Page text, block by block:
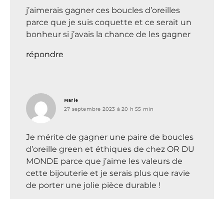
j’aimerais gagner ces boucles d’oreilles
parce que je suis coquette et ce serait un
bonheur si j’avais la chance de les gagner
répondre
Marie
27 septembre 2023 à 20 h 55 min
Je mérite de gagner une paire de boucles
d’oreille green et éthiques de chez OR DU
MONDE parce que j’aime les valeurs de
cette bijouterie et je serais plus que ravie
de porter une jolie pièce durable !